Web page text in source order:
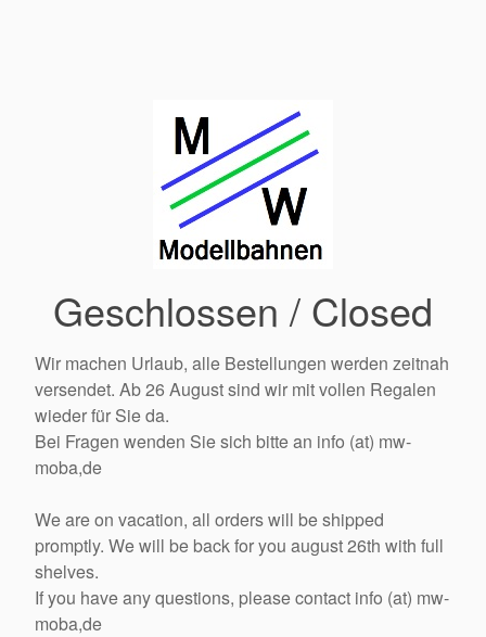
Geschlossen / Closed
Wir machen Urlaub, alle Bestellungen werden zeitnah
versendet. Ab 26 August sind wir mit vollen Regalen
wieder für Sie da.
Bei Fragen wenden Sie sich bitte an info (at) mw-
moba,de
We are on vacation, all orders will be shipped
promptly. We will be back for you august 26th with full
shelves.
If you have any questions, please contact info (at) mw-
moba,de